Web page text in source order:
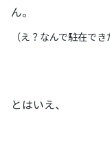
ん。
（え？ なんで駐在で
とはいえ、